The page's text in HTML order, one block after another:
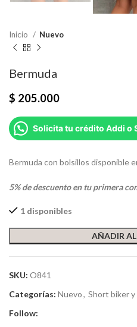
Inicio Nuevo
Bermuda
$ 205.000
Solicita tu crédito Addi o
Bermuda con bolsillos disponible
5% de descuento en tu primera
1 disponibles
AÑADIR
SKU: O841
Categorías: Nuevo, Short biker y
Follow: